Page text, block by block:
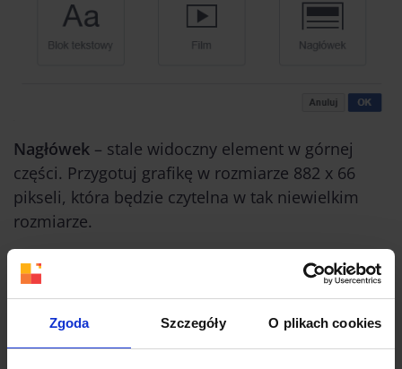
Zgoda Szczegóły O plikach cookies
Nagłówek – stale widoczny element w górnej
części. Przygotuj grafikę w rozmiarze 882 x 66
pikseli, która będzie czytelna w tak niewielkim
rozmiarze.
Film
– prześlij film wysokiej jakości, by podnieść
atrakcyjność kreacji i zatrzymać uwagę odbiorcy.
dźwięku. Film możesz dopasować do szerokości